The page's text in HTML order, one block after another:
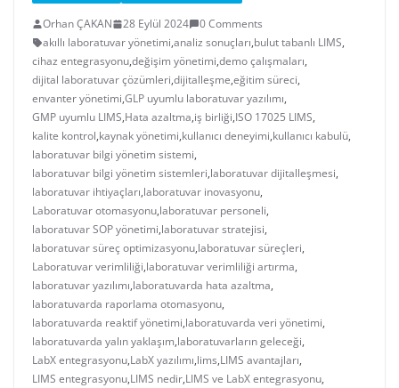
Orhan ÇAKAN 28 Eylül 2024
0 Comments
akıllı laboratuvar yönetimi,analiz sonuçları,bulut tabanlı LIMS,
cihaz entegrasyonu,değişim yönetimi,demo çalışmaları,
dijital laboratuvar çözümleri,dijitalleşme,eğitim süreci,
envanter yönetimi,GLP uyumlu laboratuvar yazılımı,
GMP uyumlu LIMS,Hata azaltma,iş birliği,ISO 17025 LIMS,
kalite kontrol,kaynak yönetimi,kullanıcı deneyimi,kullanıcı kabulü,
laboratuvar bilgi yönetim sistemi,
laboratuvar bilgi yönetim sistemleri,laboratuvar dijitalleşmesi,
laboratuvar ihtiyaçları,laboratuvar inovasyonu,
Laboratuvar otomasyonu,laboratuvar personeli,
laboratuvar SOP yönetimi,laboratuvar stratejisi,
laboratuvar süreç optimizasyonu,laboratuvar süreçleri,
Laboratuvar verimliliği,laboratuvar verimliliği artırma,
laboratuvar yazılımı,laboratuvarda hata azaltma,
laboratuvarda raporlama otomasyonu,
laboratuvarda reaktif yönetimi,laboratuvarda veri yönetimi,
laboratuvarda yalın yaklaşım,laboratuvarların geleceği,
LabX entegrasyonu,LabX yazılımı,lims,LIMS avantajları,
LIMS entegrasyonu,LIMS nedir,LIMS ve LabX entegrasyonu,